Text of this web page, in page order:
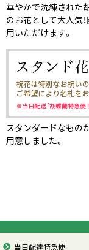
華やかで洗練された
のお花として大人気
用いただけます。
スタンダードなもの
用意しました。
当日配達特急便